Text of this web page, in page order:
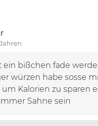
ein bißchen fade
würzen habe sosse
Kalorien zu sparen
Sahne sein